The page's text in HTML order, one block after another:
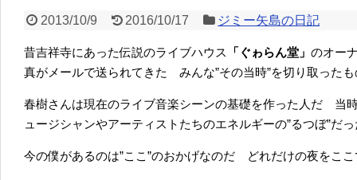
2013/10/9 2016/10/17 ジミー矢島の日記
昔吉祥寺にあった伝説のライブハウス 「ぐゎらん堂」 のオー
真がメールで送られてきた みんな”その当時”を切り取った
春樹さんは現在のライブ音楽シーンの基礎を作った人だ 当
ュージシャンやアーティストたちのエネルギーの”るつぼ”だ
今の僕があるのは”ここ”のおかげなのだ どれだけの夜をこ